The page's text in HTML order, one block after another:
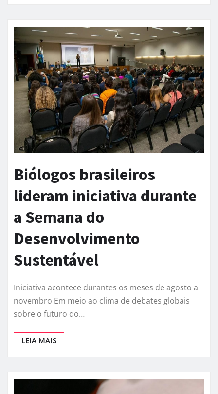
Biólogos brasileiros
lideram iniciativa durante
a Semana do
Desenvolvimento
Sustentável
Iniciativa acontece durantes os meses de agosto a
novembro Em meio ao clima de debates globais
sobre o futuro do…
LEIA MAIS